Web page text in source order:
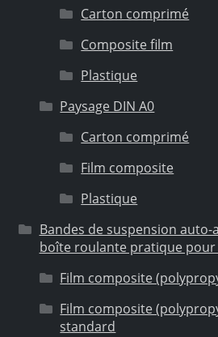
Carton comprimé
Composite film
Plastique
Paysage DIN A0
Carton comprimé
Film composite
Plastique
Bandes de suspension auto-
boîte roulante pratique pour
Film composite
Film composite
standard